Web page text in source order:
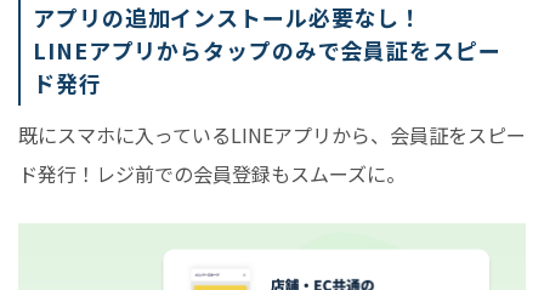
アプリの追加インストール必要なし！
LINEアプリからタップのみで会員証をスピー
ド発行
既にスマホに入っているLINEアプリから、会員証をスピー
ド発行！レジ前での会員登録もスムーズに。